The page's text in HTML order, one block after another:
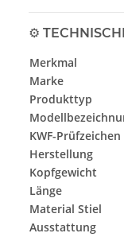
⚙️
Merkmal
Marke
Produkttyp
KWF-Prüfzeichen
Herstellung
Kopfgewicht
Länge
Material Stiel
Ausstattung